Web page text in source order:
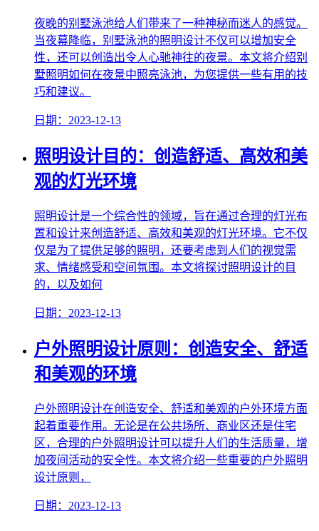
夜晚的别墅泳池给人们带来了一种神秘而迷人的感觉。
当夜幕降临，别墅泳池的照明设计不仅可以增加安全
性，还可以创造出令人心驰神往的夜景。本文将介绍别
墅照明如何在夜景中照亮泳池，为您提供一些有用的技
巧和建议。
日期：2023-12-13
照明设计目的：创造舒适、高效和美
观的灯光环境
照明设计是一个综合性的领域，旨在通过合理的灯光布
置和设计来创造舒适、高效和美观的灯光环境。它不仅
仅是为了提供足够的照明，还要考虑到人们的视觉需
求、情绪感受和空间氛围。本文将探讨照明设计的目
的，以及如何
日期：2023-12-13
户外照明设计原则：创造安全、舒适
和美观的环境
户外照明设计在创造安全、舒适和美观的户外环境方面
起着重要作用。无论是在公共场所、商业区还是住宅
区，合理的户外照明设计可以提升人们的生活质量，增
加夜间活动的安全性。本文将介绍一些重要的户外照明
设计原则，
日期：2023-12-13